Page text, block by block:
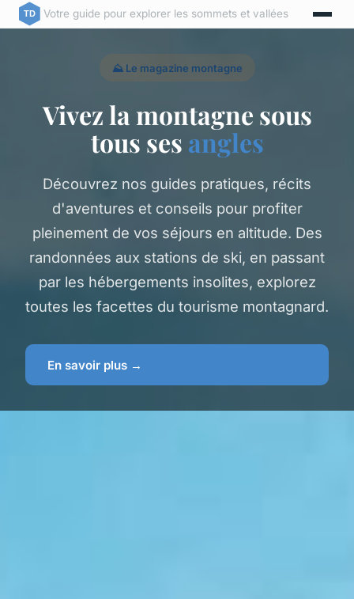
Votre guide pour explorer les sommets et vallées
⛰️ Le magazine montagne
Vivez la montagne sous
tous ses angles
Découvrez nos guides pratiques, récits
d'aventures et conseils pour profiter
pleinement de vos séjours en altitude. Des
randonnées aux stations de ski, en passant
par les hébergements insolites, explorez
toutes les facettes du tourisme montagnard.
En savoir plus →